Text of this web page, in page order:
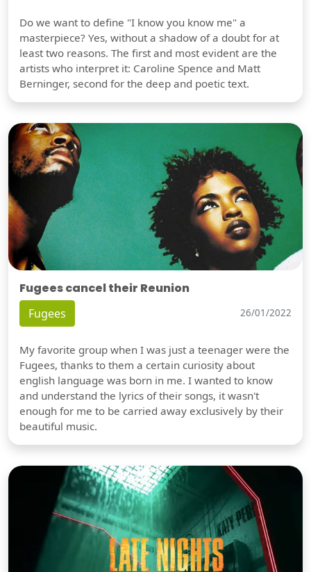
Do we want to define "I know you know me" a
masterpiece? Yes, without a shadow of a doubt for at
least two reasons. The first and most evident are the
artists who interpret it: Caroline Spence and Matt
Berninger, second for the deep and poetic text.
Fugees cancel their Reunion
Fugees 26/01/2022
My favorite group when I was just a teenager were the
Fugees, thanks to them a certain curiosity about
english language was born in me. I wanted to know
and understand the lyrics of their songs, it wasn't
enough for me to be carried away exclusively by their
beautiful music.